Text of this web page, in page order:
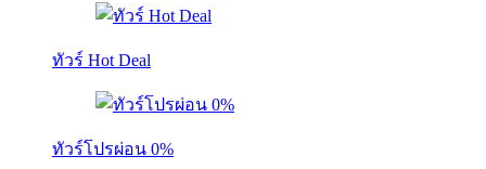
ทัวร์ Hot Deal
ทัวร์โปรผ่อน 0%